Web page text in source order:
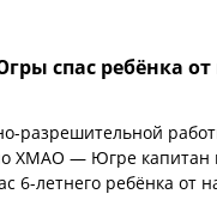
спас ребёнка
разрешительной
ХМАО — Югре
6-летнего ребёнка от